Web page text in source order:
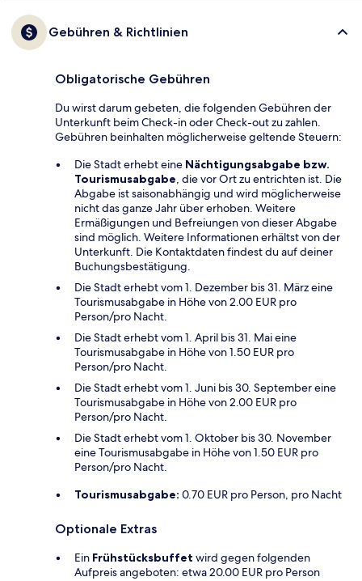
Gebühren & Richtlinien
Obligatorische Gebühren
Du wirst darum gebeten, die folgenden Gebühren der
Unterkunft beim Check-in oder Check-out zu zahlen.
Gebühren beinhalten möglicherweise geltende Steuern:
Die Stadt erhebt eine Nächtigungsabgabe bzw.
Tourismusabgabe, die vor Ort zu entrichten ist. Die
Abgabe ist saisonabhängig und wird möglicherweise
nicht das ganze Jahr über erhoben. Weitere
Ermäßigungen und Befreiungen von dieser Abgabe
sind möglich. Weitere Informationen erhältst von der
Unterkunft. Die Kontaktdaten findest du auf deiner
Buchungsbestätigung.
Die Stadt erhebt vom 1. Dezember bis 31. März eine
Tourismusabgabe in Höhe von 2.00 EUR pro
Person/pro Nacht.
Die Stadt erhebt vom 1. April bis 31. Mai eine
Tourismusabgabe in Höhe von 1.50 EUR pro
Person/pro Nacht.
Die Stadt erhebt vom 1. Juni bis 30. September eine
Tourismusabgabe in Höhe von 2.00 EUR pro
Person/pro Nacht.
Die Stadt erhebt vom 1. Oktober bis 30. November
eine Tourismusabgabe in Höhe von 1.50 EUR pro
Person/pro Nacht.
Tourismusabgabe: 0.70 EUR pro Person, pro Nacht
Optionale Extras
Ein Frühstücksbuffet wird gegen folgenden
Aufpreis angeboten: etwa 20.00 EUR pro Person